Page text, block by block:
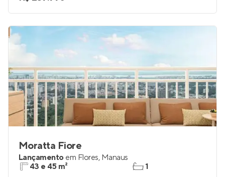
Moratta Fiore
Lançamento em Flores, Manaus
43 e 45 m²
1